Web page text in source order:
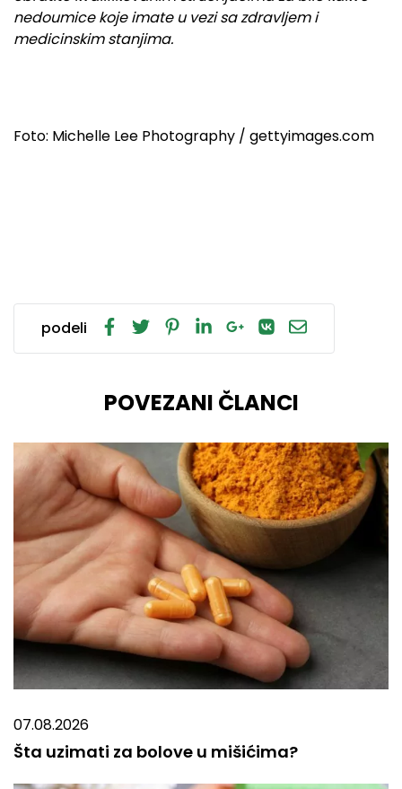
nedoumice koje imate u vezi sa zdravljem i
medicinskim stanjima.
Foto: Michelle Lee Photography / gettyimages.com
podeli
POVEZANI ČLANCI
07.08.2026
Šta uzimati za bolove u mišićima?